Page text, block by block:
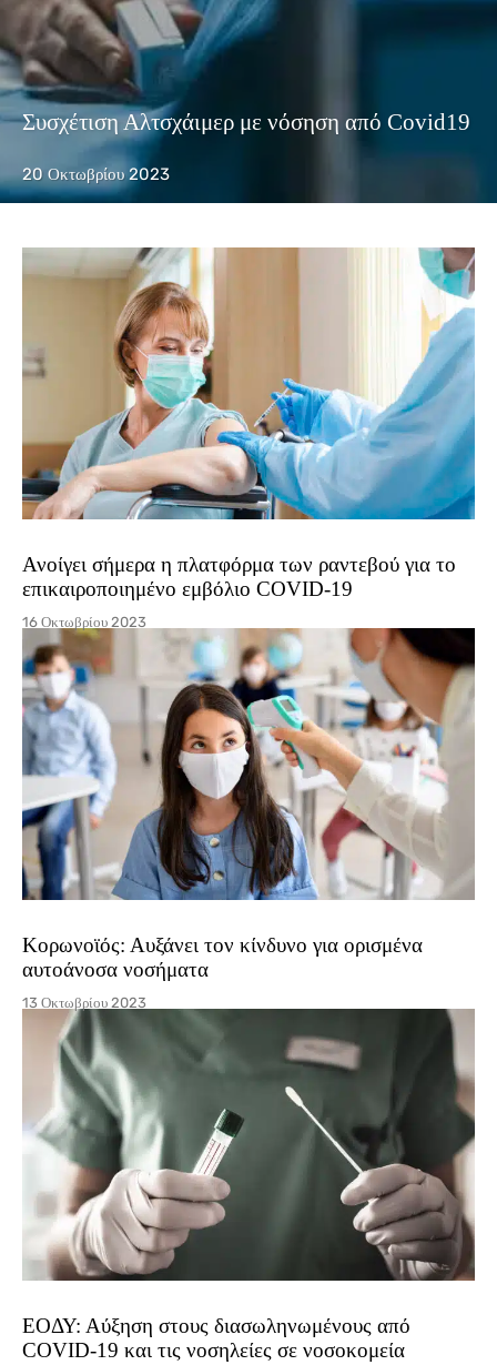
Συσχέτιση Αλτσχάιμερ με νόσηση από Covid19
20 Οκτωβρίου 2023
Ανοίγει σήμερα η πλατφόρμα των ραντεβού για το
επικαιροποιημένο εμβόλιο COVID-19
16 Οκτωβρίου 2023
Kορωνοϊός: Αυξάνει τον κίνδυνο για ορισμένα
αυτοάνοσα νοσήματα
13 Οκτωβρίου 2023
ΕΟΔΥ: Αύξηση στους διασωληνωμένους από
COVID-19 και τις νοσηλείες σε νοσοκομεία